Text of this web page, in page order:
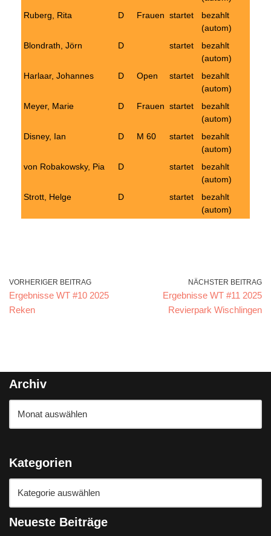
Ruberg, Rita
D Frauen startet
bezahlt
(autom)
Blondrath, Jörn
D startet
bezahlt
(autom)
Harlaar, Johannes
D Open startet
bezahlt
(autom)
Meyer, Marie
D Frauen startet
bezahlt
(autom)
Disney, Ian
D M 60 startet
bezahlt
(autom)
von Robakowsky, Pia
D startet
bezahlt
(autom)
Strott, Helge
D startet
bezahlt
(autom)
VORHERIGER BEITRAG
Ergebnisse WT #10 2025
Reken
NÄCHSTER BEITRAG
Ergebnisse WT #11 2025
Revierpark Wischlingen
Archiv
Kategorien
Neueste Beiträge